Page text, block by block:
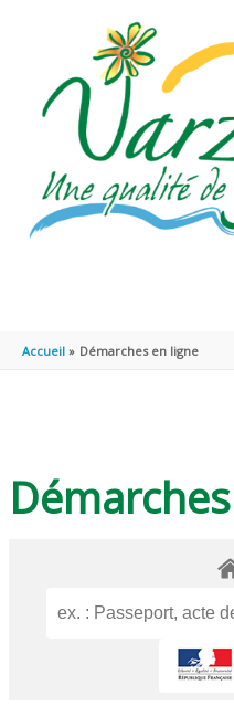
Accueil Démarches en ligne